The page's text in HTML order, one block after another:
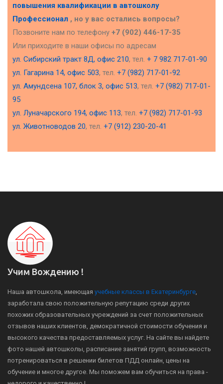
повышения квалификации в автошколу
Профессионал , но у вас остались вопросы?
Позвоните нам по телефону +7 (902) 446-17-35
Или приходите в наши офисы по адресам
ул. Сибирский тракт 8Д, офис 210, тел. + 7 982 717-01-90
ул. Гагарина 14, офис 503, тел. +7 (982) 717-01-92
ул. Амундсена 107, блок 3, офис 513, тел. +7 (982) 717-01-
95
ул. Луначарского 194, офис 113, тел. +7 (982) 717-01-93
ул. Животноводов 20, тел. +7 (912) 230-20-41
Учим Вождению !
Наша автошкола, имеющая учебные классы в Екатеринбурге
заработала свою положительную репутацию среди других
похожих образовательных учреждений за счет положительных
отзывов наших клиентов, демократичной стоимости обучения и
высокого качества предоставляемых услуг. На сайте вы найдете
фото нашей автошколы, расписание занятий групп, возможность
потренироваться в решении билетов ПДД онлайн, цены на
обучение и многое другое. Мы поможем вам обучиться на права -